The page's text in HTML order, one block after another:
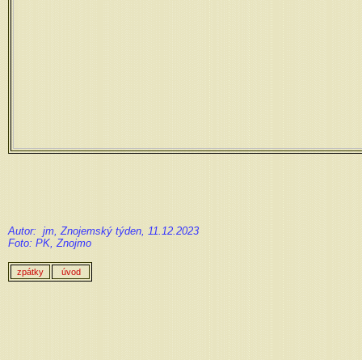
Autor: jm, Znojemský týden, 11.12.2023
Foto: PK, Znojmo
zpátky úvod